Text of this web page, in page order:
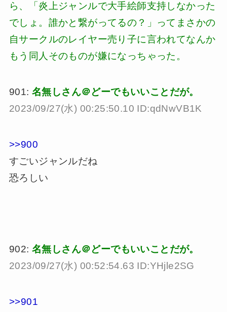
ら、「炎上ジャンルで大手絵師支持しなかった
でしょ。誰かと繋がってるの？」ってまさかの
自サークルのレイヤー売り子に言われてなんか
もう同人そのものが嫌になっちゃった。
901: 名無しさん＠どーでもいいことだが。
2023/09/27(水) 00:25:50.10 ID:qdNwVB1K
>>900
すごいジャンルだね
恐ろしい
902: 名無しさん＠どーでもいいことだが。
2023/09/27(水) 00:52:54.63 ID:YHjle2SG
>>901